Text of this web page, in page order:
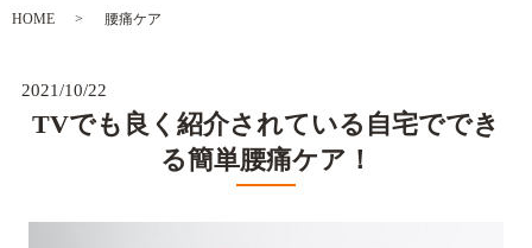
HOME 腰痛ケア
2021/10/22
TVでも良く紹介されている自宅ででき
る簡単腰痛ケア！